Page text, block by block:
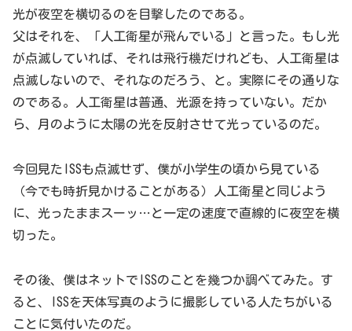
光が夜空を横切るのを目撃したのである。
父はそれを、「人工衛星が飛んでいる」と言った。もし光
が点滅していれば、それは飛行機だけれども、人工衛星は
点滅しないので、それなのだろう、と。実際にその通りな
のである。人工衛星は普通、光源を持っていない。だか
ら、月のように太陽の光を反射させて光っているのだ。
今回見たISSも点滅せず、僕が小学生の頃から見ている
（今でも時折見かけることがある）人工衛星と同じよう
に、光ったままスーッ…と一定の速度で直線的に夜空を横
切った。
その後、僕はネットでISSのことを幾つか調べてみた。す
ると、ISSを天体写真のように撮影している人たちがいる
ことに気付いたのだ。